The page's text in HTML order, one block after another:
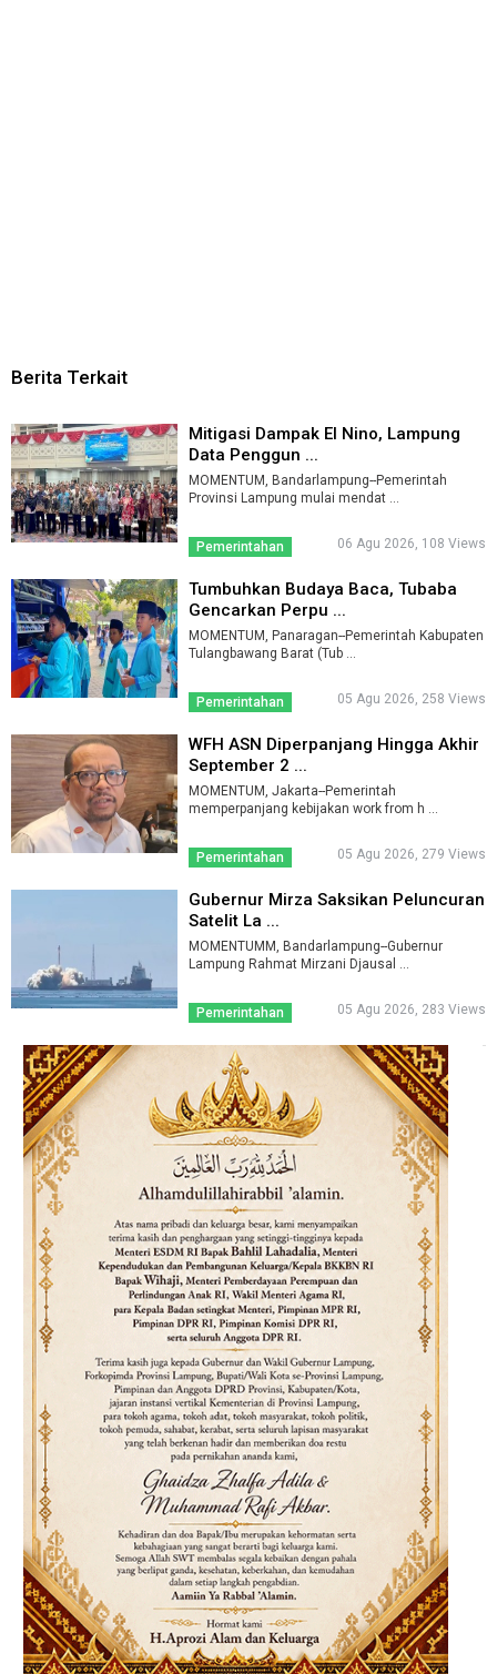
Berita Terkait
Mitigasi Dampak El Nino, Lampung
Data Penggun ...
MOMENTUM, Bandarlampung--Pemerintah
Provinsi Lampung mulai mendat ...
Pemerintahan 06 Agu 2026, 108 Views
Tumbuhkan Budaya Baca, Tubaba
Gencarkan Perpu ...
MOMENTUM, Panaragan--Pemerintah Kabupaten
Tulangbawang Barat (Tub ...
Pemerintahan 05 Agu 2026, 258 Views
WFH ASN Diperpanjang Hingga Akhir
September 2 ...
MOMENTUM, Jakarta--Pemerintah
memperpanjang kebijakan work from h ...
Pemerintahan 05 Agu 2026, 279 Views
Gubernur Mirza Saksikan Peluncuran
Satelit La ...
MOMENTUMM, Bandarlampung--Gubernur
Lampung Rahmat Mirzani Djausal ...
Pemerintahan 05 Agu 2026, 283 Views